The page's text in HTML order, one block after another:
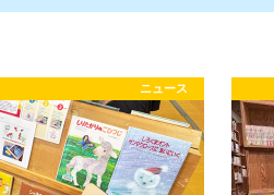
ニュース